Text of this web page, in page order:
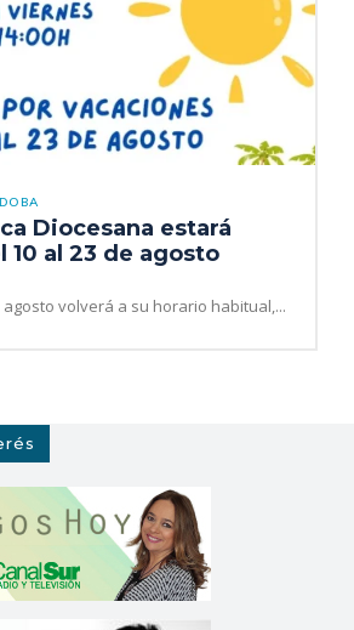
Diocesana estará
10 al 23 de agosto
volverá a su horario habitual,...